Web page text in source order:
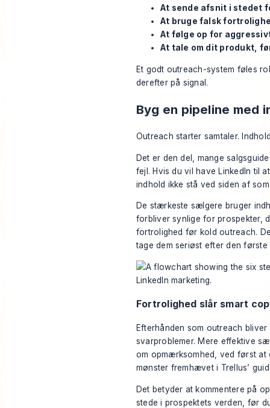
At sende afsnit i stedet
At bruge falsk
At følge op for
At tale om dit produkt,
Et godt outreach-system føles
derefter på signal.
Byg en pipeline med
Outreach starter samtaler.
Det er den del, mange
fejl. Hvis du vil have LinkedIn til
indhold ikke stå ved siden af
De stærkeste sælgere bruger
forbliver synlige for prospekter,
fortrolighed før kold outreach.
tage dem seriøst efter den første
Fortrolighed slår smart
Efterhånden som outreach
svarproblemer. Mere effektive
om opmærksomhed, ved først at
mønster fremhævet i Trellus’
Det betyder at kommentere på
stede i prospektets verden, før